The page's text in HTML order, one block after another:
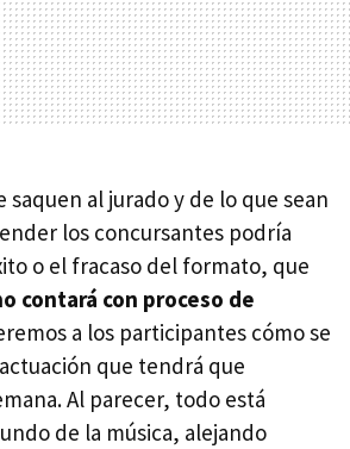
saquen al jurado y de lo que sean
los concursantes podría
o el fracaso del formato, que
contará con proceso de
a los participantes cómo se
que tendrá que
Al parecer, todo está
de la música, alejando